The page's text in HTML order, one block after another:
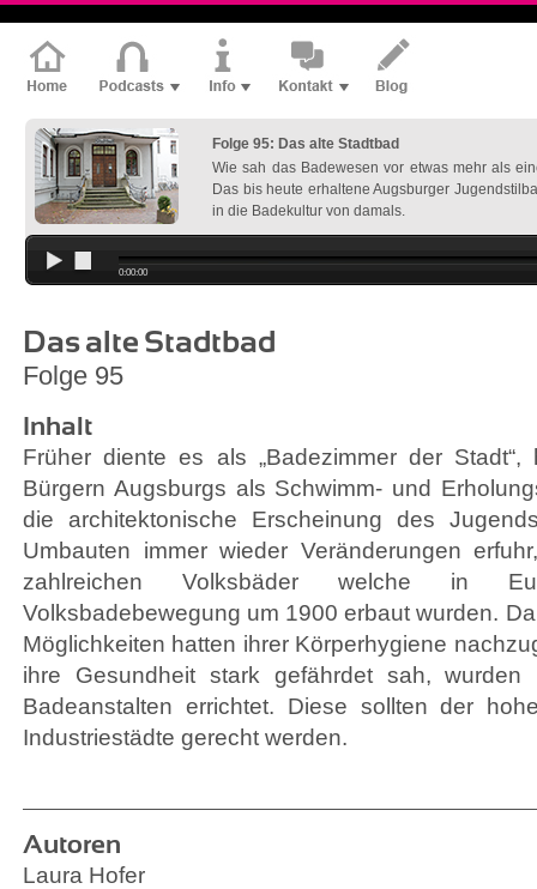
Folge 95: Das alte Stadtbad
Wie sah das Badewesen vor etwas mehr als
Das bis heute erhaltene Augsburger
in die Badekultur von damals.
0:00:00
Das alte Stadtbad
Folge 95
Inhalt
Früher diente es als „Badezimmer der
Bürgern Augsburgs als Schwimm- und
die architektonische Erscheinung des
Umbauten immer wieder Veränderungen
zahlreichen Volksbäder welche in
Volksbadebewegung um 1900 erbaut wurden.
Möglichkeiten hatten ihrer Körperhygiene
ihre Gesundheit stark gefährdet sah, wurden
Badeanstalten errichtet. Diese sollten der
Industriestädte gerecht werden.
Autoren
Laura Hofer